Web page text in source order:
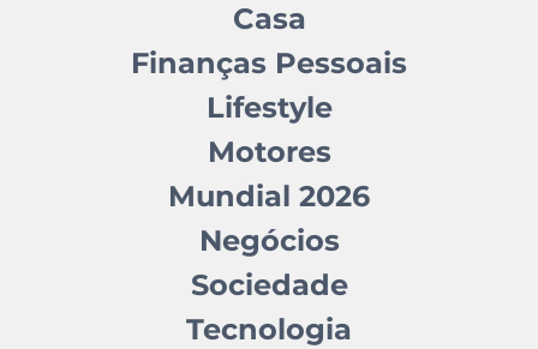
Casa
Finanças Pessoais
Lifestyle
Motores
Mundial 2026
Negócios
Sociedade
Tecnologia